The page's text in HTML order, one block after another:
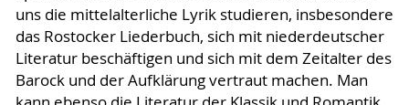
uns die mittelalterliche Lyrik studieren, insbesondere
das Rostocker Liederbuch, sich mit niederdeutscher
Literatur beschäftigen und sich mit dem Zeitalter des
Barock und der Aufklärung vertraut machen. Man